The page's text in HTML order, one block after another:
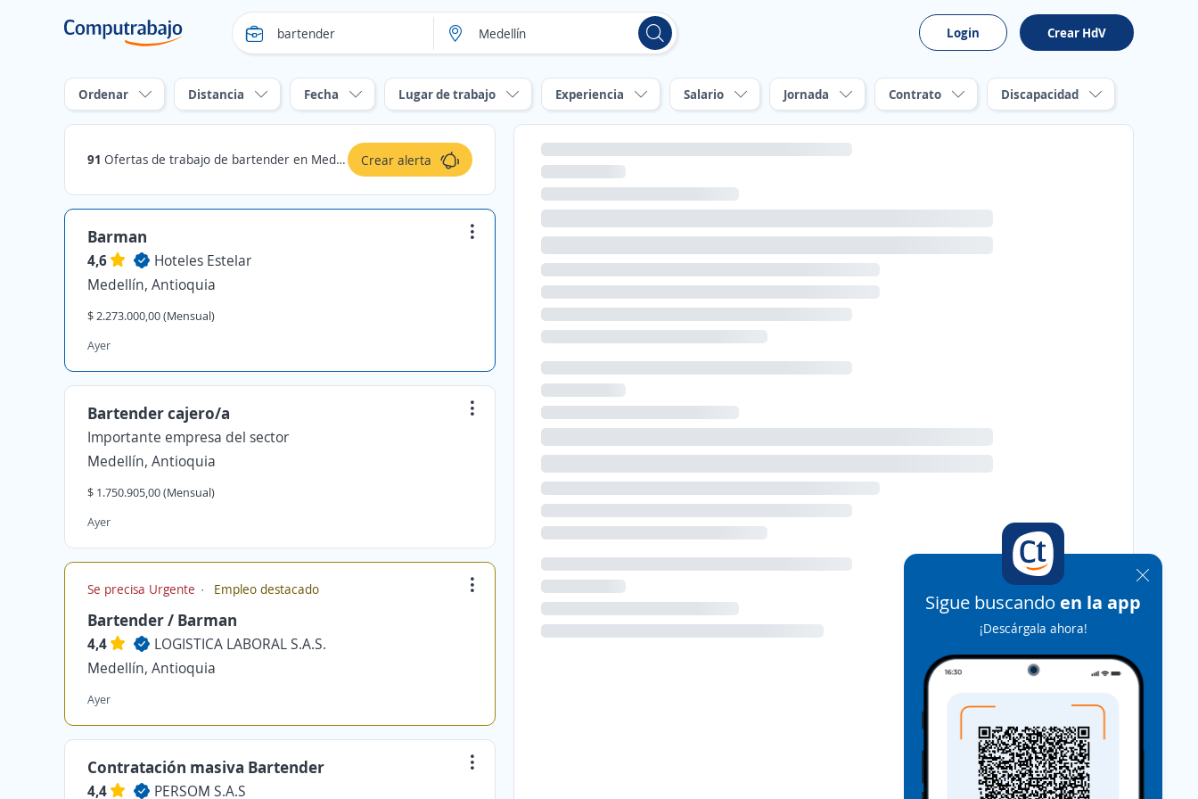
Login Crear HdV
Ordenar Distancia Fecha Lugar de trabajo Experiencia Salario Jornada Contrato Discapacidad
91 Ofertas de trabajo de bartender en Medellín, Antioquia Crear alerta
Barman
4,6
Hoteles Estelar
Medellín, Antioquia
$ 2.273.000,00 (Mensual)
Ayer
Bartender cajero/a
Importante empresa del sector
Medellín, Antioquia
$ 1.750.905,00 (Mensual)
Ayer
Se precisa Urgente Empleo destacado
Bartender / Barman
4,4
LOGISTICA LABORAL S.A.S.
Medellín, Antioquia
Ayer
Contratación masiva Bartender
4,4 PERSOM S.A.S
Sigue buscando en la app
¡Descárgala ahora!